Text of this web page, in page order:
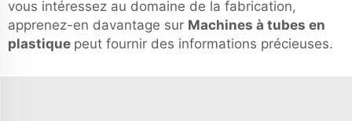
vous intéressez au domaine de la fabrication,
apprenez-en davantage sur Machines à tubes en
plastique peut fournir des informations précieuses.